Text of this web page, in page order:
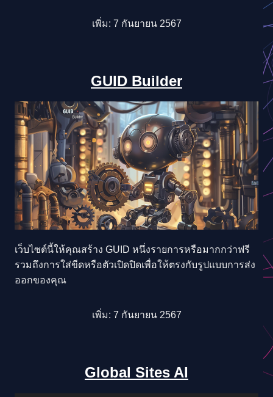
เพิ่ม: 7 กันยายน 2567
GUID Builder
เว็บไซต์นี้ให้คุณสร้าง GUID หนึ่งรายการหรือมากกว่าฟรี
รวมถึงการใส่ขีดหรือตัวเปิดปิดเพื่อให้ตรงกับรูปแบบการส่ง
ออกของคุณ
เพิ่ม: 7 กันยายน 2567
Global Sites AI